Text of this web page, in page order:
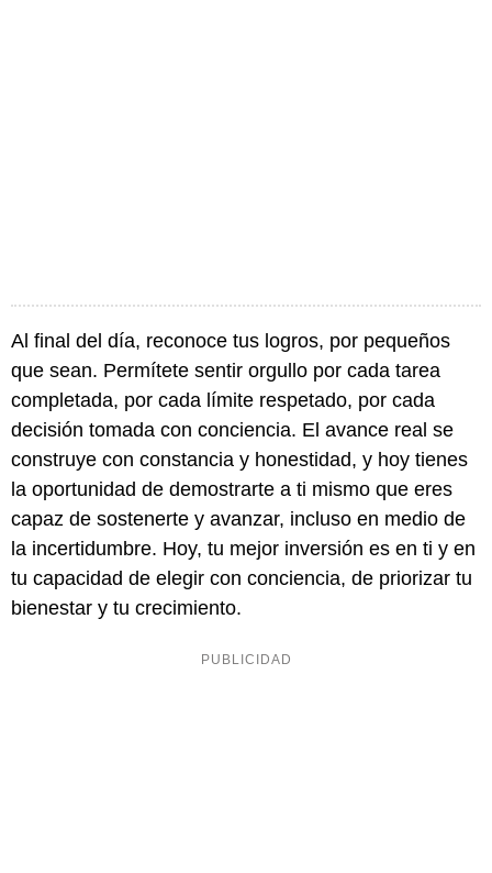
Al final del día, reconoce tus logros, por pequeños
que sean. Permítete sentir orgullo por cada tarea
completada, por cada límite respetado, por cada
decisión tomada con conciencia. El avance real se
construye con constancia y honestidad, y hoy tienes
la oportunidad de demostrarte a ti mismo que eres
capaz de sostenerte y avanzar, incluso en medio de
la incertidumbre. Hoy, tu mejor inversión es en ti y en
tu capacidad de elegir con conciencia, de priorizar tu
bienestar y tu crecimiento.